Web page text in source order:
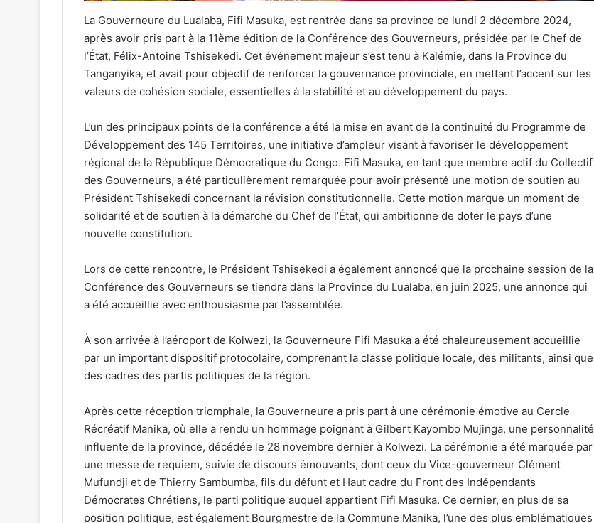
La Gouverneure du Lualaba, Fifi Masuka, est rentrée dans sa province ce lundi 2 décembre 2024,
après avoir pris part à la 11ème édition de la Conférence des Gouverneurs, présidée par le Chef de
l’État, Félix-Antoine Tshisekedi. Cet événement majeur s’est tenu à Kalémie, dans la Province du
Tanganyika, et avait pour objectif de renforcer la gouvernance provinciale, en mettant l’accent sur les
valeurs de cohésion sociale, essentielles à la stabilité et au développement du pays.
L’un des principaux points de la conférence a été la mise en avant de la continuité du Programme de
Développement des 145 Territoires, une initiative d’ampleur visant à favoriser le développement
régional de la République Démocratique du Congo. Fifi Masuka, en tant que membre actif du Collectif
des Gouverneurs, a été particulièrement remarquée pour avoir présenté une motion de soutien au
Président Tshisekedi concernant la révision constitutionnelle. Cette motion marque un moment de
solidarité et de soutien à la démarche du Chef de l’État, qui ambitionne de doter le pays d’une
nouvelle constitution.
Lors de cette rencontre, le Président Tshisekedi a également annoncé que la prochaine session de la
Conférence des Gouverneurs se tiendra dans la Province du Lualaba, en juin 2025, une annonce qui
a été accueillie avec enthousiasme par l’assemblée.
À son arrivée à l’aéroport de Kolwezi, la Gouverneure Fifi Masuka a été chaleureusement accueillie
par un important dispositif protocolaire, comprenant la classe politique locale, des militants, ainsi que
des cadres des partis politiques de la région.
Après cette réception triomphale, la Gouverneure a pris part à une cérémonie émotive au Cercle
Récréatif Manika, où elle a rendu un hommage poignant à Gilbert Kayombo Mujinga, une personnalité
influente de la province, décédée le 28 novembre dernier à Kolwezi. La cérémonie a été marquée par
une messe de requiem, suivie de discours émouvants, dont ceux du Vice-gouverneur Clément
Mufundji et de Thierry Sambumba, fils du défunt et Haut cadre du Front des Indépendants
Démocrates Chrétiens, le parti politique auquel appartient Fifi Masuka. Ce dernier, en plus de sa
position politique, est également Bourgmestre de la Commune Manika, l’une des plus emblématiques